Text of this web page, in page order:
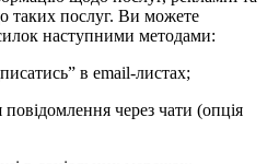
таких послуг. Ви можете
наступними методами:
в email-листах;
через чати (опція